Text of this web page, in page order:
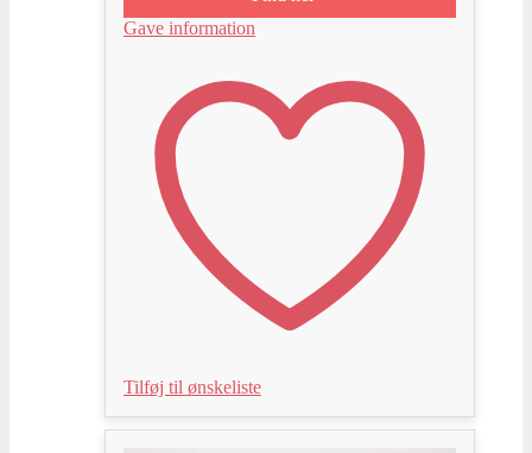
Gave information
Tilføj til ønskeliste